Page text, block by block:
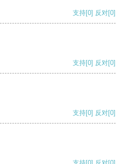
支持[0] 反对[0]
支持[0] 反对[0]
支持[0] 反对[0]